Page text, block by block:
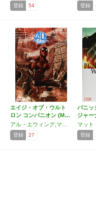
登録 54 登録
エイジ・オブ・ウルト
ロン コンパニオン (M…
登録 27
パニッ
ジャー
ォ…
マット
登録